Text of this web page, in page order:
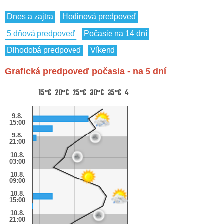
Dnes a zajtra
Hodinová predpoveď
5 dňová predpoveď
Počasie na 14 dní
Dlhodobá predpoveď
Víkend
Grafická predpoveď počasia - na 5 dní
9.8.
15:00
9.8.
21:00
10.8.
03:00
10.8.
09:00
10.8.
15:00
10.8.
21:00
15°C 20°C 25°C 30°C 35°C 40°C